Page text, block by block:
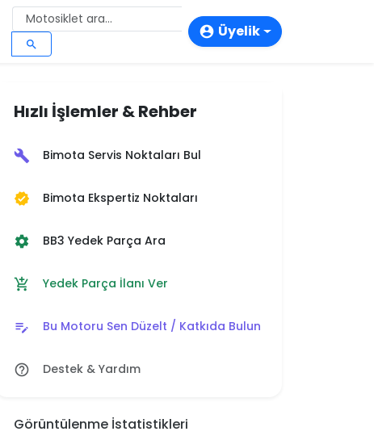
search
account_circle Üyelik
Hızlı İşlemler & Rehber
build Bimota Servis Noktaları Bul
verified Bimota Ekspertiz Noktaları
settings BB3 Yedek Parça Ara
add_shopping_cart Yedek Parça İlanı Ver
edit_note Bu Motoru Sen Düzelt / Katkıda Bulun
help_outline Destek & Yardım
Görüntülenme İstatistikleri